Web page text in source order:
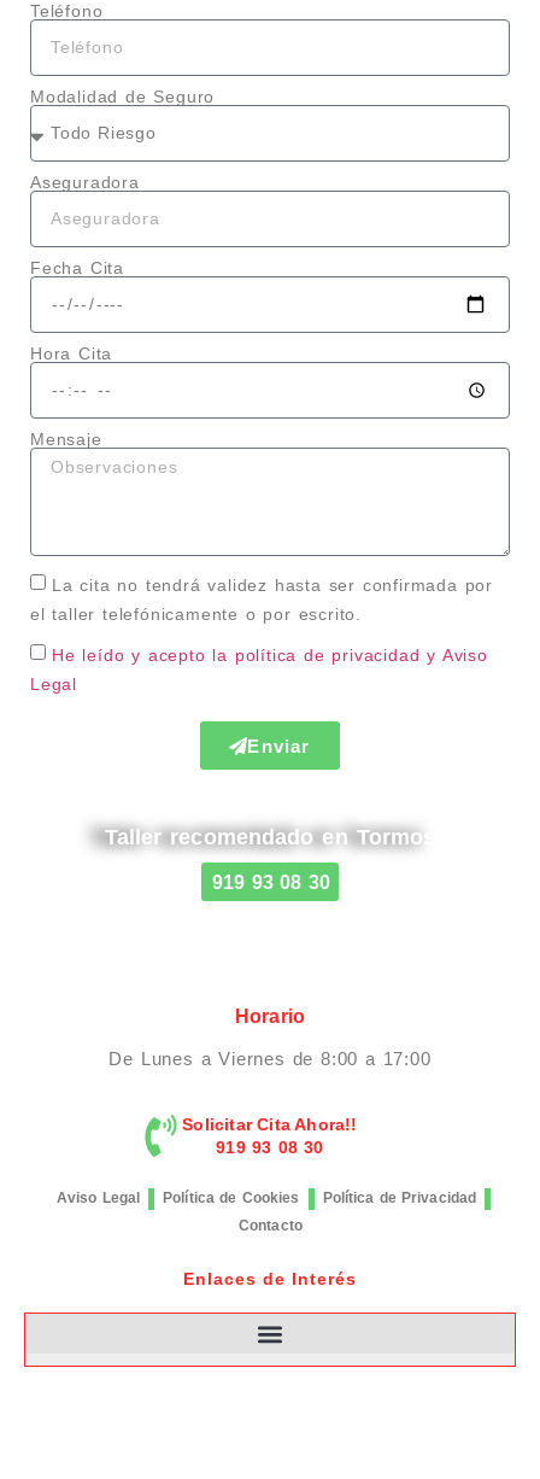
Teléfono
Modalidad de Seguro
Aseguradora
Fecha Cita
Hora Cita
Mensaje
La cita no tendrá validez hasta ser confirmada por
el taller telefónicamente o por escrito.
He leído y acepto la política de privacidad y Aviso
Legal
Enviar
Taller recomendado en Tormos
919 93 08 30
Horario
De Lunes a Viernes de 8:00 a 17:00
Solicitar Cita Ahora!!
919 93 08 30
Aviso Legal Política de Cookies
Política de Privacidad
Contacto
Enlaces de Interés